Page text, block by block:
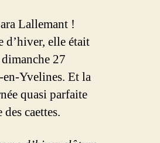
Lallemant !
d’hiver, elle était
27
Yvelines. Et la
quasi parfaite
caettes.